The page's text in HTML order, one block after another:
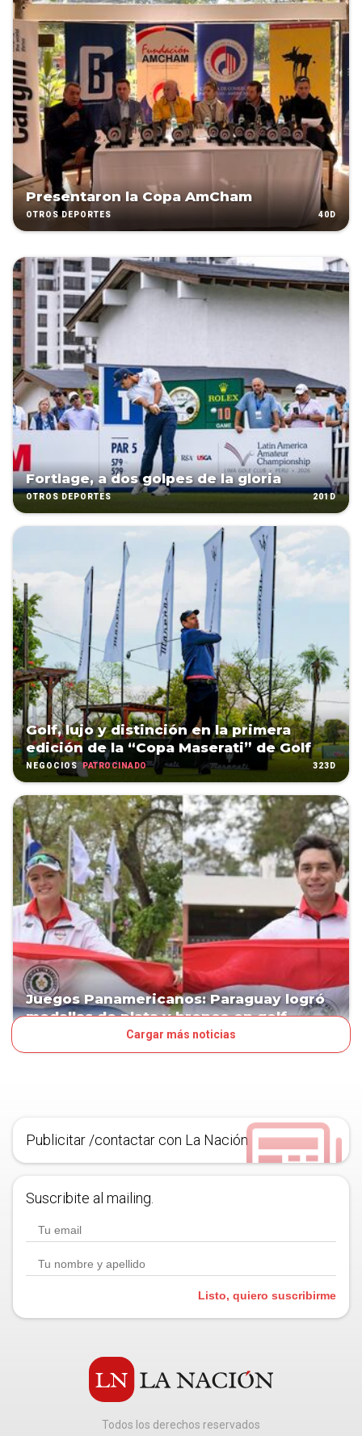
Presentaron la Copa AmCham
OTROS DEPORTES 40D
Fortlage, a dos golpes de la gloria
OTROS DEPORTES 201D
Golf, lujo y distinción en la primera
edición de la “Copa Maserati” de Golf
NEGOCIOS PATROCINADO 323D
Juegos Panamericanos: Paraguay logró
medallas de plata y bronce en golf
Cargar más noticias
Publicitar /contactar con La Nación
Suscribite al mailing.
Listo, quiero suscribirme
Todos los derechos reservados